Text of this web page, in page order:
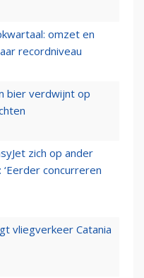
omzet en
recordniveau
bier verdwijnt op
zich op ander
concurreren
vliegverkeer Catania